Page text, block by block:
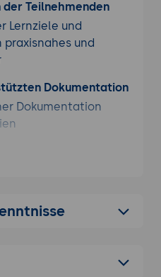
Teilnehmenden
Lernziele und
und
Dokumentation
Dokumentation
(Maschinenrichtlinie,
Anleitungen
Content-Pools für KI-